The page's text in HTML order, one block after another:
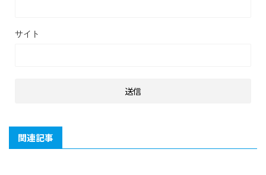
サイト
関連記事